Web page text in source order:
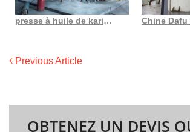
presse à huile de karité au Gabon
Previous Article
OBTENEZ UN DEVIS